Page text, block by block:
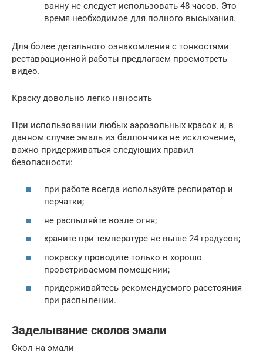
ванну не следует использовать 48 часов. Это
время необходимое для полного высыхания.
Для более детального ознакомления с тонкостями
реставрационной работы предлагаем просмотреть
видео.
Краску довольно легко наносить
При использовании любых аэрозольных красок и, в
данном случае эмаль из баллончика не исключение,
важно придерживаться следующих правил
безопасности:
при работе всегда используйте респиратор и
перчатки;
не распыляйте возле огня;
храните при температуре не выше 24 градусов;
покраску проводите только в хорошо
проветриваемом помещении;
придерживайтесь рекомендуемого расстояния
при распылении.
Заделывание сколов эмали
Скол на эмали